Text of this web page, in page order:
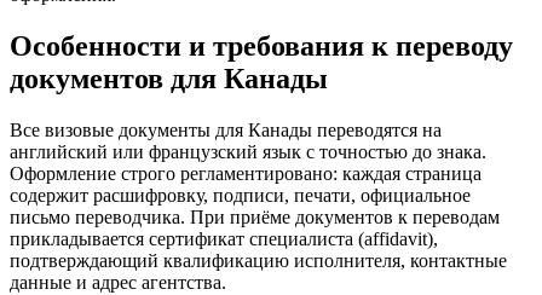
Особенности и требования к переводу
документов для Канады
Все визовые документы для Канады переводятся на
английский или французский язык с точностью до знака.
Оформление строго регламентировано: каждая страница
содержит расшифровку, подписи, печати, официальное
письмо переводчика. При приёме документов к переводам
прикладывается сертификат специалиста (affidavit),
подтверждающий квалификацию исполнителя, контактные
данные и адрес агентства.